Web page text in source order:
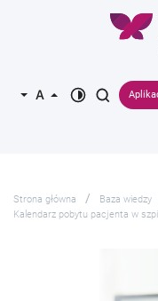
Strona główna Baza wiedzy
Kalendarz pobytu pacjenta w